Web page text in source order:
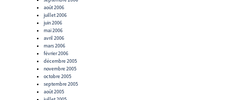
août 2006
juillet 2006
juin 2006
mai 2006
avril 2006
mars 2006
février 2006
décembre 2005
novembre 2005
octobre 2005
septembre 2005
août 2005